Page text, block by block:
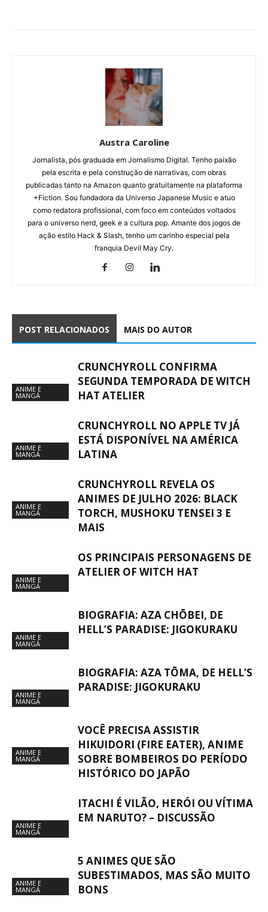
Austra Caroline
Jornalista, pós graduada em Jornalismo Digital. Tenho paixão
pela escrita e pela construção de narrativas, com obras
publicadas tanto na Amazon quanto gratuitamente na plataforma
+Fiction. Sou fundadora da Universo Japanese Music e atuo
como redatora profissional, com foco em conteúdos voltados
para o universo nerd, geek e a cultura pop. Amante dos jogos de
ação estilo Hack & Slash, tenho um carinho especial pela
franquia Devil May Cry.
POST RELACIONADOS MAIS DO AUTOR
ANIME E
MANGÁ
CRUNCHYROLL CONFIRMA
SEGUNDA TEMPORADA DE WITCH
HAT ATELIER
ANIME E
MANGÁ
CRUNCHYROLL NO APPLE TV JÁ
ESTÁ DISPONÍVEL NA AMÉRICA
LATINA
ANIME E
MANGÁ
CRUNCHYROLL REVELA OS
ANIMES DE JULHO 2026: BLACK
TORCH, MUSHOKU TENSEI 3 E
MAIS
ANIME E
MANGÁ
OS PRINCIPAIS PERSONAGENS DE
ATELIER OF WITCH HAT
ANIME E
MANGÁ
BIOGRAFIA: AZA CHŌBEI, DE
HELL’S PARADISE: JIGOKURAKU
ANIME E
MANGÁ
BIOGRAFIA: AZA TŌMA, DE HELL’S
PARADISE: JIGOKURAKU
ANIME E
MANGÁ
VOCÊ PRECISA ASSISTIR
HIKUIDORI (FIRE EATER), ANIME
SOBRE BOMBEIROS DO PERÍODO
HISTÓRICO DO JAPÃO
ANIME E
MANGÁ
ITACHI É VILÃO, HERÓI OU VÍTIMA
EM NARUTO? – DISCUSSÃO
ANIME E
MANGÁ
5 ANIMES QUE SÃO
SUBESTIMADOS, MAS SÃO MUITO
BONS